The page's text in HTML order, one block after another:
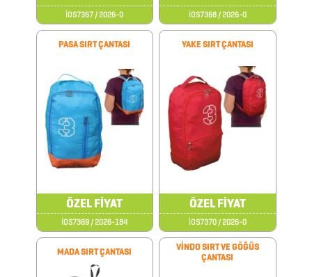
PENSE
FRENCH
DÖNÜŞÜMLÜ
ÜRÜNLER
KABLOSUZ
KULAKLIK
KALEM
KUTULARI
KALEM
İOS7367 / 2026-0 İOS7368 / 2026-0
PASA SIRT ÇANTASI
ÖZEL FİYAT
İOS7369 / 2026-184
YAKE SIRT ÇANTASI
ÖZEL FİYAT
İOS7370 / 2026-0
MADA SIRT ÇANTASI
VİNDO SIRT VE GÖĞÜS
ÇANTASI